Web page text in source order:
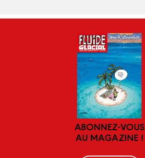
ABONNEZ-VOUS
AU MAGAZINE !